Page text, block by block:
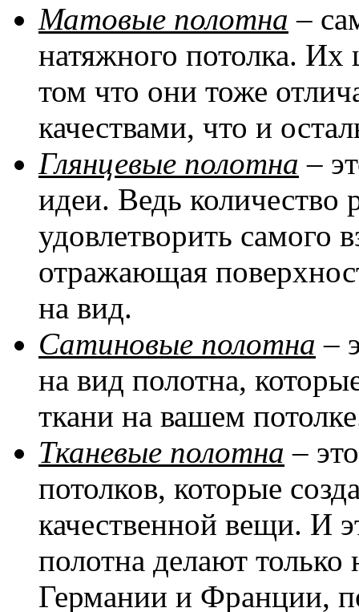
Матовые полотна –
натяжного потолка. Их
том что они тоже
качествами, что и
Глянцевые полотна –
идеи. Ведь количество
удовлетворить самого
отражающая
на вид.
Сатиновые полотна –
на вид полотна,
ткани на вашем
Тканевые полотна –
потолков, которые
качественной вещи. И
полотна делают
Германии и Франции,